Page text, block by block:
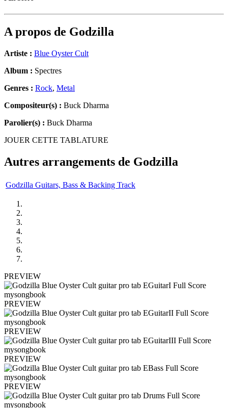
A propos de Godzilla
Artiste : Blue Oyster Cult
Album : Spectres
Genres : Rock, Metal
Compositeur(s) : Buck Dharma
Parolier(s) : Buck Dharma
JOUER CETTE TABLATURE
Autres arrangements de Godzilla
Godzilla Guitars, Bass & Backing Track
PREVIEW
PREVIEW
PREVIEW
PREVIEW
PREVIEW